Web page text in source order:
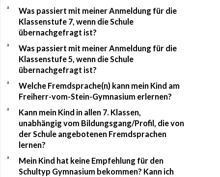
a
Was passiert mit meiner Anmeldung für die
Klassenstufe 7, wenn die Schule
übernachgefragt ist?
a
Was passiert mit meiner Anmeldung für die
Klassenstufe 5, wenn die Schule
übernachgefragt ist?
a
Welche Fremdsprache(n) kann mein Kind am
Freiherr-vom-Stein-Gymnasium erlernen?
a
Kann mein Kind in allen 7. Klassen,
unabhängig vom Bildungsgang/Profil, die von
der Schule angebotenen Fremdsprachen
lernen?
a
Mein Kind hat keine Empfehlung für den
Schultyp Gymnasium bekommen? Kann ich